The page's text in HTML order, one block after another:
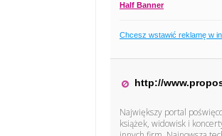
Half Banner
Chcesz wstawić reklamę w
http://
Największy portal
książek, widowisk i